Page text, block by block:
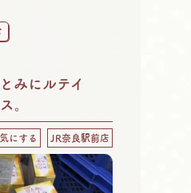
とスポーツドリンクの違い。脱水状態に
みにルテイ
。
にする JR奈良駅前店